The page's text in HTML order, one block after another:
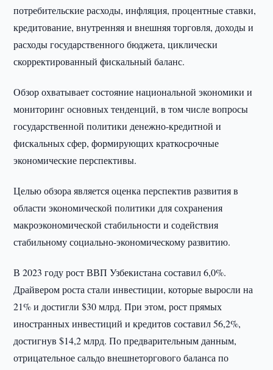
потребительские расходы, инфляция, процентные ставки,
кредитование, внутренняя и внешняя торговля, доходы и
расходы государственного бюджета, циклически
скорректированный фискальный баланс.
Обзор охватывает состояние национальной экономики и
мониторинг основных тенденций, в том числе вопросы
государственной политики денежно-кредитной и
фискальных сфер, формирующих краткосрочные
экономические перспективы.
Целью обзора является оценка перспектив развития в
области экономической политики для сохранения
макроэкономической стабильности и содействия
стабильному социально-экономическому развитию.
В 2023 году рост ВВП Узбекистана составил 6,0%.
Драйвером роста стали инвестиции, которые выросли на
21% и достигли $30 млрд. При этом, рост прямых
иностранных инвестиций и кредитов составил 56,2%,
достигнув $14,2 млрд. По предварительным данным,
отрицательное сальдо внешнеторгового баланса по